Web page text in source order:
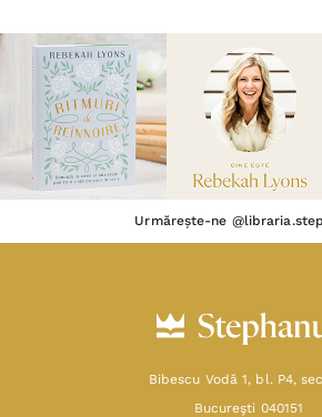
Urmărește-ne
Bibescu Vodă 1, bl. P4,
Bucureşti 040151